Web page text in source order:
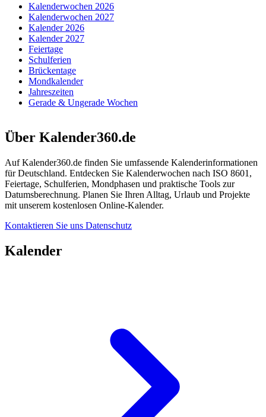
Kalenderwochen 2026
Kalenderwochen 2027
Kalender 2026
Kalender 2027
Feiertage
Schulferien
Brückentage
Mondkalender
Jahreszeiten
Gerade & Ungerade Wochen
Über Kalender360.de
Auf Kalender360.de finden Sie umfassende Kalenderinformationen
für Deutschland. Entdecken Sie Kalenderwochen nach ISO 8601,
Feiertage, Schulferien, Mondphasen und praktische Tools zur
Datumsberechnung. Planen Sie Ihren Alltag, Urlaub und Projekte
mit unserem kostenlosen Online-Kalender.
Kontaktieren Sie uns Datenschutz
Kalender